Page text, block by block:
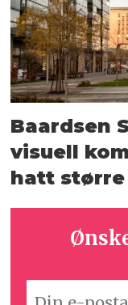
Baardsen
visuell
hatt